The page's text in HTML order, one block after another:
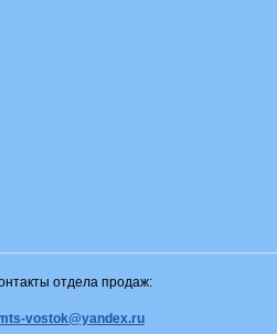
отдела продаж:
vostok@yandex.ru